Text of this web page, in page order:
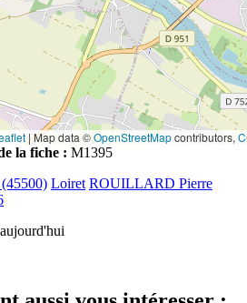
|Map data ©OpenStreetMapcontributors,
la fiche : M1395
Loiret ROUILLARD Pierre